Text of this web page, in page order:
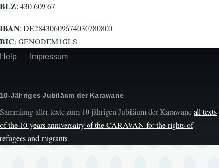
BLZ: 430 609 67
IBAN: DE28430609674030780800
BIC: GENODEM1GLS
Secondary
Help Impressum
10-Jähriges Jubiläum der Karawane
Sammlung aller texte zum 10 jährigen Jubiläum der Karawaneall texts
of the 10-years anniversairy of the CARAVAN for the rights of
refugees and migrants